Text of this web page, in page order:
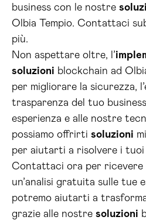
business con le nostre
Olbia Tempio. Contattaci
più.
Non aspettare oltre, l’
soluzioni blockchain ad
per migliorare la sicurezza,
trasparenza del tuo
esperienza e alle nostre
possiamo offrirti soluzioni
per aiutarti a risolvere i tuoi
Contattaci ora per ricevere
un’analisi gratuita sulle tue
potremo aiutarti a
grazie alle nostre soluzioni